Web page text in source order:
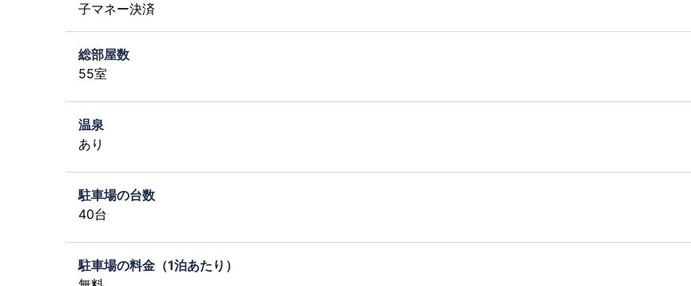
子マネー決済
総部屋数
55室
温泉
あり
駐車場の台数
40台
駐車場の料金（1泊あたり）